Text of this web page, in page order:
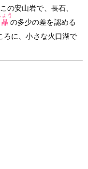
の安山岩で、長石、
う
の多少の差を認める
ろに、小さな火口湖で